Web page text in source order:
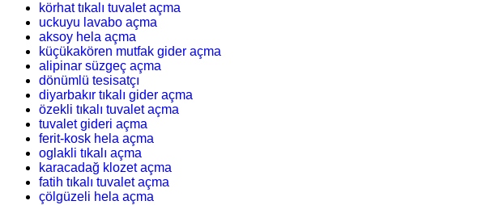
körhat tıkalı tuvalet açma
uckuyu lavabo açma
aksoy hela açma
küçükakören mutfak gider açma
alipinar süzgeç açma
dönümlü tesisatçı
diyarbakır tıkalı gider açma
özekli tıkalı tuvalet açma
tuvalet gideri açma
ferit-kosk hela açma
oglakli tıkalı açma
karacadağ klozet açma
fatih tıkalı tuvalet açma
çölgüzeli hela açma